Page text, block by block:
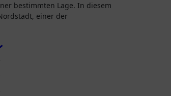
bestimmten Lage. In diesem
einer der